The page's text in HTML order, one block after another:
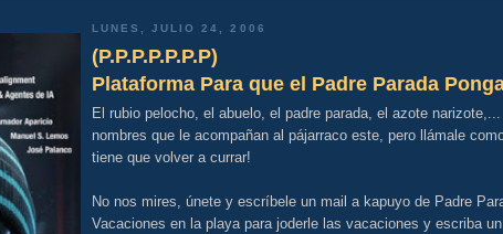
LUNES, JULIO 24, 2006
(P.P.P.P.P.P.P)
Plataforma Para que el Padre Parada
El rubio pelocho, el abuelo, el padre parada, el azote
nombres que le acompañan al pájarraco este, pero llámale
tiene que volver a currar!
No nos mires, únete y escríbele un mail a kapuyo de Padre
Vacaciones en la playa para joderle las vacaciones y escriba